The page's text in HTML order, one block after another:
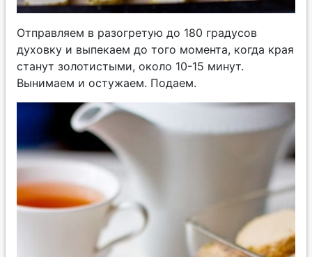
Отправляем в разогретую до 180 градусов
духовку и выпекаем до того момента, когда края
станут золотистыми, около 10-15 минут.
Вынимаем и остужаем. Подаем.